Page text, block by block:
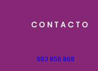
CONTACTO
983 856 868